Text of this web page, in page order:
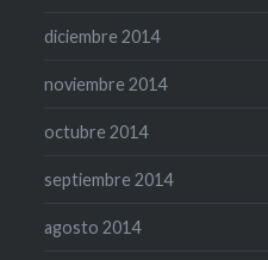
diciembre 2014
noviembre 2014
octubre 2014
septiembre 2014
agosto 2014